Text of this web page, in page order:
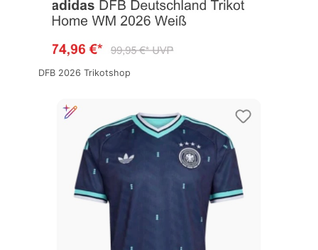
DFB 2026 Trikotshop